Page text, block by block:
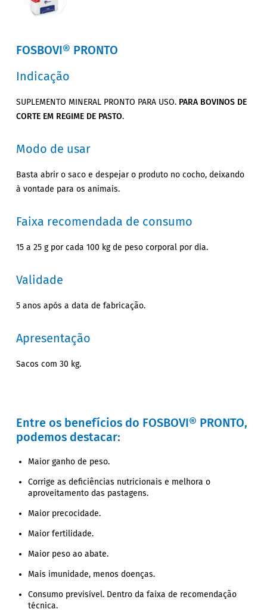
FOSBOVI® PRONTO
Indicação
SUPLEMENTO MINERAL PRONTO PARA USO. PARA BOVINOS DE
CORTE EM REGIME DE PASTO.
Modo de usar
Basta abrir o saco e despejar o produto no cocho, deixando
à vontade para os animais.
Faixa recomendada de consumo
15 a 25 g por cada 100 kg de peso corporal por dia.
Validade
5 anos após a data de fabricação.
Apresentação
Sacos com 30 kg.
Entre os benefícios do FOSBOVI® PRONTO,
podemos destacar:
Maior ganho de peso.
Corrige as deficiências nutricionais e melhora o
aproveitamento das pastagens.
Maior precocidade.
Maior fertilidade.
Maior peso ao abate.
Mais imunidade, menos doenças.
Consumo previsível. Dentro da faixa de recomendação
técnica.